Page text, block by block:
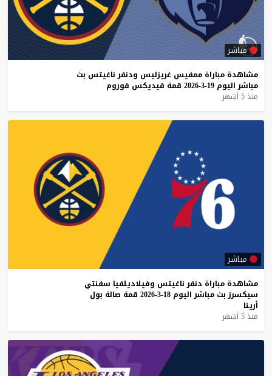
مباشر
مشاهدة مباراة ممفيس غريزليس ودنفر ناغيتس بث
مباشر اليوم 19-3-2026 قمة فيديكس فوروم
منذ 5 أشهر
مباشر
مشاهدة مباراة دنفر ناغيتس وفيلاديلفيا سفنتي
سيكسرز بث مباشر اليوم 18-3-2026 قمة صالة بول
أرينا
منذ 5 أشهر